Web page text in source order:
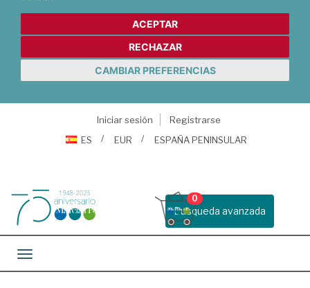
ACEPTAR
RECHAZAR
CAMBIAR PREFERENCIAS
Iniciar sesión
Registrarse
ES
EUR ESPAÑA PENINSULAR
Busqueda avanzada
0
Toggle navigation